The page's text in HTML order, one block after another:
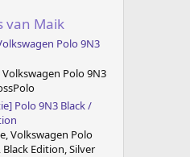
0
t
r
(
r
e
)
van Maik
Polo 9N3
Volkswagen Polo 9N3
Polo 9N3 Black /
Volkswagen Polo
Black Edition, Silver